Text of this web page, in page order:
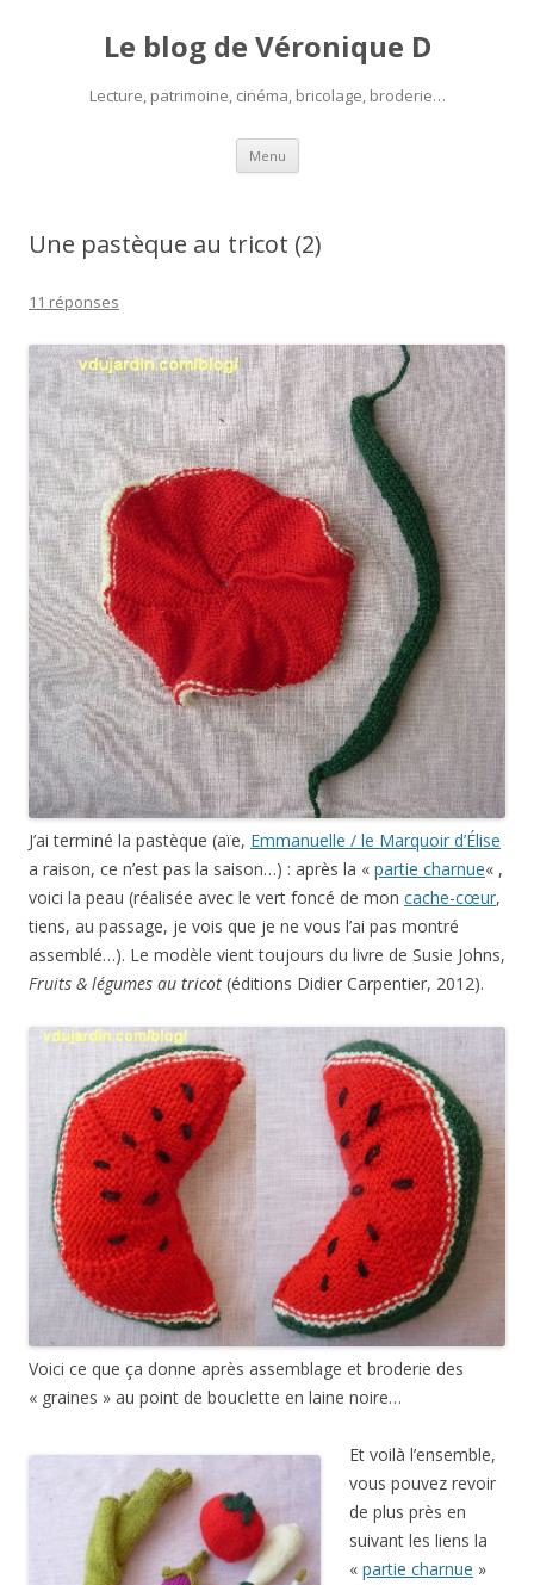
Le blog de Véronique D
Lecture, patrimoine, cinéma, bricolage, broderie…
Menu Aller
contenu
Une pastèque au tricot (2)
11 réponses
J’ai terminé la pastèque (aïe, Emmanuelle / le Marquoir d’Élise
a raison, ce n’est pas la saison…) : après la « partie charnue« ,
voici la peau (réalisée avec le vert foncé de mon cache-cœur,
tiens, au passage, je vois que je ne vous l’ai pas montré
assemblé…). Le modèle vient toujours du livre de Susie Johns,
Fruits & légumes au tricot (éditions Didier Carpentier, 2012).
Voici ce que ça donne après assemblage et broderie des
« graines » au point de bouclette en laine noire…
Et voilà l’ensemble,
vous pouvez revoir
de plus près en
suivant les liens la
« partie charnue »